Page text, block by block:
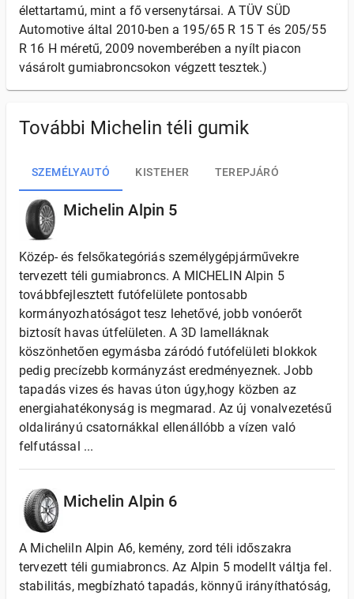
élettartamú, mint a fő versenytársai. A TÜV SÜD
Automotive által 2010-ben a 195/65 R 15 T és 205/55
R 16 H méretű, 2009 novemberében a nyílt piacon
vásárolt gumiabroncsokon végzett tesztek.)
További Michelin téli gumik
SZEMÉLYAUTÓ KISTEHER TEREPJÁRÓ
Michelin Alpin 5
Közép- és felsőkategóriás személygépjárművekre
tervezett téli gumiabroncs. A MICHELIN Alpin 5
továbbfejlesztett futófelülete pontosabb
kormányozhatóságot tesz lehetővé, jobb vonóerőt
biztosít havas útfelületen. A 3D lamelláknak
köszönhetően egymásba záródó futófelületi blokkok
pedig precízebb kormányzást eredményeznek. Jobb
tapadás vizes és havas úton úgy,hogy közben az
energiahatékonyság is megmarad. Az új vonalvezetésű
oldalirányú csatornákkal ellenállóbb a vízen való
felfutással ...
Michelin Alpin 6
A Micheliln Alpin A6, kemény, zord téli időszakra
tervezett téli gumiabroncs. Az Alpin 5 modellt váltja fel.
stabilitás, megbízható tapadás, könnyű irányíthatóság,